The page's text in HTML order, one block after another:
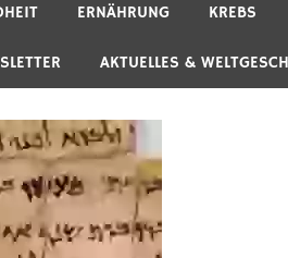
ERNÄHRUNG KREBS
AKTUELLES &